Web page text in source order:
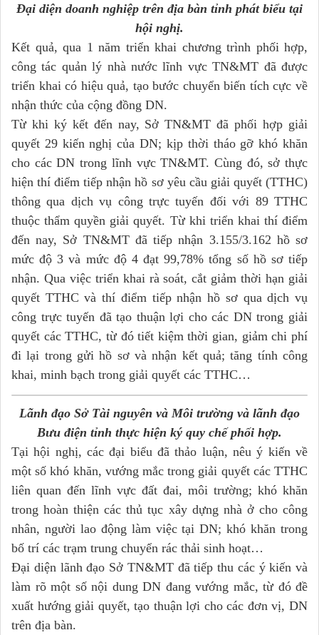
Đại diện doanh nghiệp trên địa bàn tỉnh phát biểu tại
hội nghị.
Kết quả, qua 1 năm triển khai chương trình phối hợp,
công tác quản lý nhà nước lĩnh vực TN&MT đã được
triển khai có hiệu quả, tạo bước chuyển biến tích cực về
nhận thức của cộng đồng DN.
Từ khi ký kết đến nay, Sở TN&MT đã phối hợp giải
quyết 29 kiến nghị của DN; kịp thời tháo gỡ khó khăn
cho các DN trong lĩnh vực TN&MT. Cùng đó, sở thực
hiện thí điểm tiếp nhận hồ sơ yêu cầu giải quyết (TTHC)
thông qua dịch vụ công trực tuyến đối với 89 TTHC
thuộc thẩm quyền giải quyết. Từ khi triển khai thí điểm
đến nay, Sở TN&MT đã tiếp nhận 3.155/3.162 hồ sơ
mức độ 3 và mức độ 4 đạt 99,78% tổng số hồ sơ tiếp
nhận. Qua việc triển khai rà soát, cắt giảm thời hạn giải
quyết TTHC và thí điểm tiếp nhận hồ sơ qua dịch vụ
công trực tuyến đã tạo thuận lợi cho các DN trong giải
quyết các TTHC, từ đó tiết kiệm thời gian, giảm chi phí
đi lại trong gửi hồ sơ và nhận kết quả; tăng tính công
khai, minh bạch trong giải quyết các TTHC…
Lãnh đạo Sở Tài nguyên và Môi trường và lãnh đạo
Bưu điện tỉnh thực hiện ký quy chế phối hợp.
Tại hội nghị, các đại biểu đã thảo luận, nêu ý kiến về
một số khó khăn, vướng mắc trong giải quyết các TTHC
liên quan đến lĩnh vực đất đai, môi trường; khó khăn
trong hoàn thiện các thủ tục xây dựng nhà ở cho công
nhân, người lao động làm việc tại DN; khó khăn trong
bố trí các trạm trung chuyển rác thải sinh hoạt…
Đại diện lãnh đạo Sở TN&MT đã tiếp thu các ý kiến và
làm rõ một số nội dung DN đang vướng mắc, từ đó đề
xuất hướng giải quyết, tạo thuận lợi cho các đơn vị, DN
trên địa bàn.